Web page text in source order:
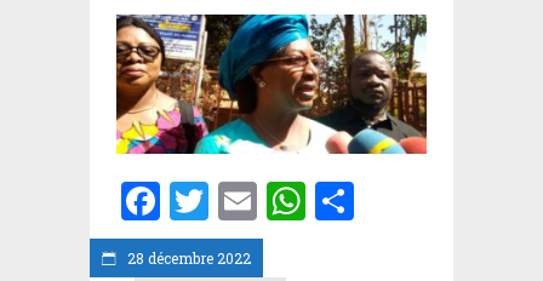
28 décembre 2022
Facebook
Twitter
EmailWhatsApp